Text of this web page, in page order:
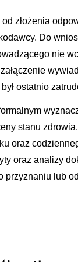
złożenia
Do
nie
ostatnio
stanu
oraz
oraz analizy
przyznaniu lub